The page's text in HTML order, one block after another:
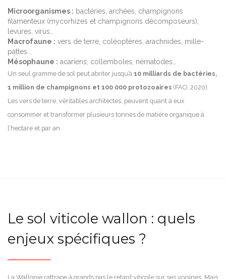
Microorganismes : bactéries, archées, champignons
filamenteux (mycorhizes et champignons décomposeurs),
levures, virus…
Macrofaune : vers de terre, coléoptères, arachnides, mille-
pattes...
Mésophaune : acariens, collemboles, nématodes…
Un seul gramme de sol peut abriter jusqu’à 10 milliards de bactéries,
1 million de champignons et 100 000 protozoaires (FAO, 2020).
Les vers de terre, véritables architectes, peuvent quant à eux
consommer et transformer plusieurs tonnes de matière organique à
l’hectare et par an.
Le sol viticole wallon : quels
enjeux spécifiques ?
La Wallonie rattrape à grands pas le retard viticole sur ses voisines. Mais